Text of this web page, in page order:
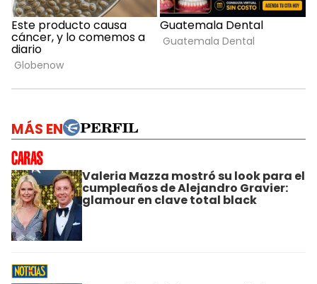
MÁS EN
Valeria Mazza mostró su look para el
cumpleaños de Alejandro Gravier:
glamour en clave total black